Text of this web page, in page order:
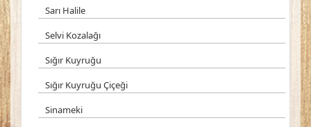
Sarı Halile
Selvi Kozalağı
Sığır Kuyruğu
Sığır Kuyruğu Çiçeği
Sinameki